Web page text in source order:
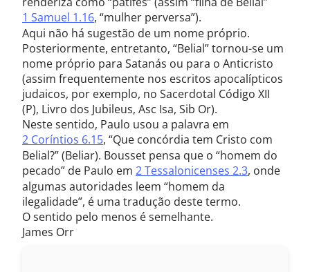
1 Samuel 1.16, “mulher perversa”).
Aqui não há sugestão de um nome próprio.
Posteriormente, entretanto, “Belial” tornou-se um
nome próprio para Satanás ou para o Anticristo
(assim frequentemente nos escritos apocalípticos
judaicos, por exemplo, no Sacerdotal Código XII
(P), Livro dos Jubileus, Asc Isa, Sib Or).
Neste sentido, Paulo usou a palavra em
2 Coríntios 6.15, “Que concórdia tem Cristo com
Belial?” (Beliar). Bousset pensa que o “homem do
pecado” de Paulo em 2 Tessalonicenses 2.3, onde
algumas autoridades leem “homem da
ilegalidade”, é uma tradução deste termo.
O sentido pelo menos é semelhante.
James Orr